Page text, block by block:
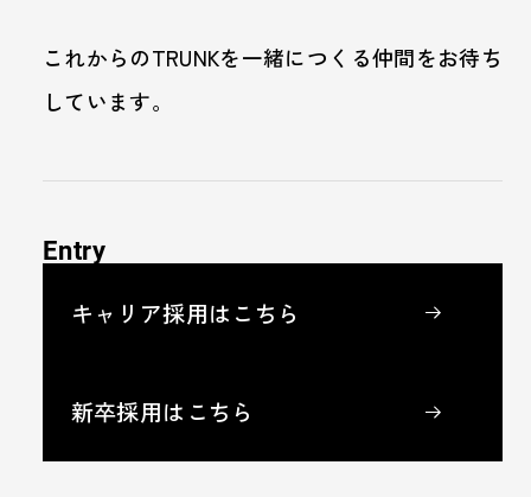
これからのTRUNKを一緒につくる仲間をお待ち
しています。
Entry
キャリア採用はこちら
新卒採用はこちら